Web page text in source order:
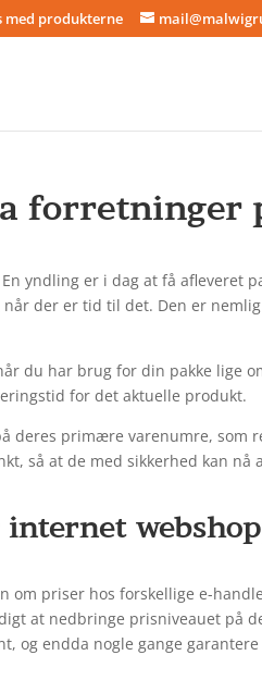
med produkterne
forretninger
yndling er i dag at få afleveret
der er tid til det. Den er
du har brug for din pakke lige
for det aktuelle produkt.
deres primære varenumre, som
så at de med sikkerhed kan nå
priser hos forskellige e-
at nedbringe prisniveauet på
og endda nogle gange